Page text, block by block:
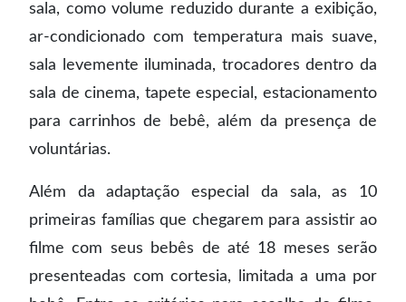
sala, como volume reduzido durante a exibição,
ar-condicionado com temperatura mais suave,
sala levemente iluminada, trocadores dentro da
sala de cinema, tapete especial, estacionamento
para carrinhos de bebê, além da presença de
voluntárias.
Além da adaptação especial da sala, as 10
primeiras famílias que chegarem para assistir ao
filme com seus bebês de até 18 meses serão
presenteadas com cortesia, limitada a uma por